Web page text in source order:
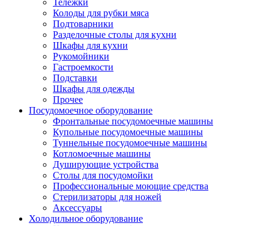
Тележки
Колоды для рубки мяса
Подтоварники
Разделочные столы для кухни
Шкафы для кухни
Рукомойники
Гастроемкости
Подставки
Шкафы для одежды
Прочее
Посудомоечное оборудование
Фронтальные посудомоечные машины
Купольные посудомоечные машины
Туннельные посудомоечные машины
Котломоечные машины
Душирующие устройства
Столы для посудомойки
Профессиональные моющие средства
Стерилизаторы для ножей
Аксессуары
Холодильное оборудование